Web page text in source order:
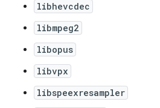
libhevcdec
libmpeg2
libopus
libvpx
libspeexresampler